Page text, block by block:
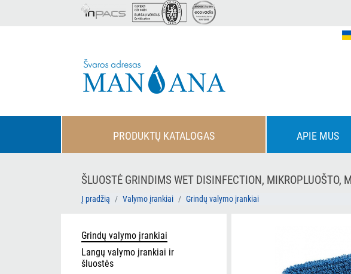
PRODUKTŲ KATALOGAS APIE MUS
ŠLUOSTĖ GRINDIMS WET DISINFECTION, MIKROPLUOŠTO,
Į pradžią Valymo įrankiai Grindų valymo įrankiai
Grindų valymo įrankiai
Langų valymo įrankiai ir
šluostės